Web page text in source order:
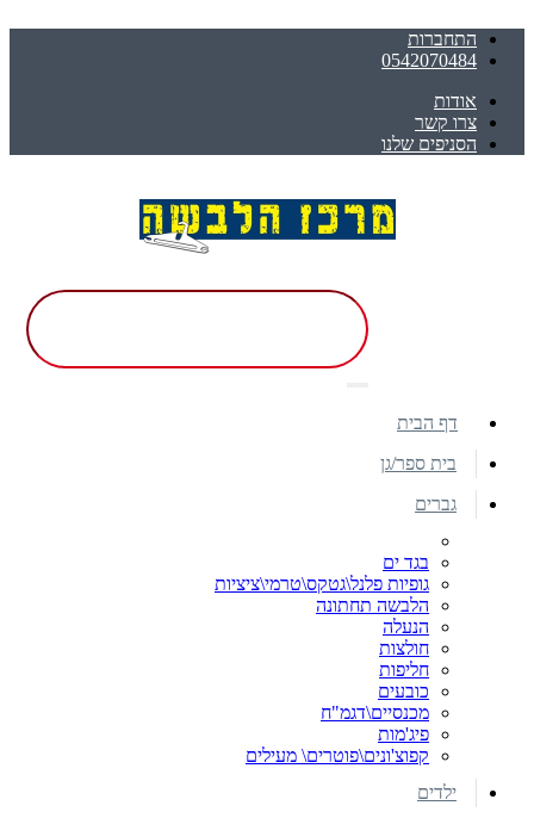
התחברות
0542070484
אודות
צרו קשר
הסניפים שלנו
דף הבית
בית ספר/גן
גברים
בגד ים
גופיות פלנל\גטקס\טרמי\ציציות
הלבשה תחתונה
הנעלה
חולצות
חליפות
כובעים
מכנסיים\דגמ"ח
פיג'מות
קפוצ'ונים\פוטרים\ מעילים
ילדים